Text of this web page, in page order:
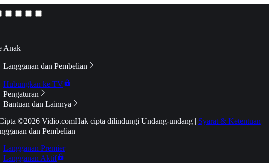
Anak
Langganan dan Pembelian
Hubungkan ke TV
Pengaturan
Bantuan dan Lainnya
©2026 Vidio.comHak cipta dilindungi Undang-undang | Syarat & Ketentuan
dan Pembelian
Langganan Premier
Langganan Aktif